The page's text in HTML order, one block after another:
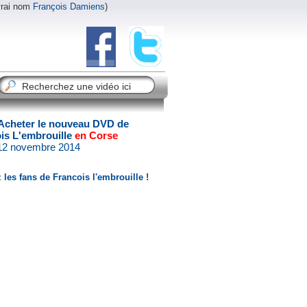
nom François Damiens)
le nouveau DVD de
L'embrouille en Corse
novembre 2014
les fans de Francois l'embrouille !